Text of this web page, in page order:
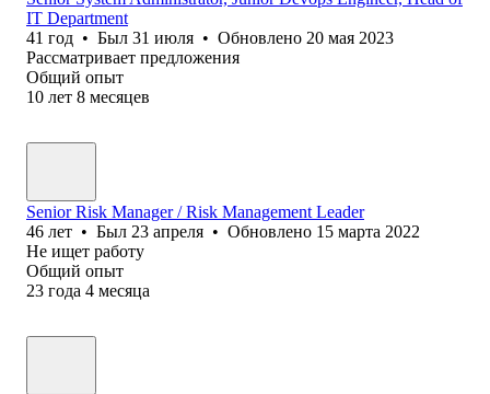
IT Department
41 год • Был 31 июля • Обновлено 20 мая 2023
Рассматривает предложения
Общий опыт
10 лет 8 месяцев
Senior Risk Manager / Risk Management Leader
46 лет • Был 23 апреля • Обновлено 15 марта 2022
Не ищет работу
Общий опыт
23 года 4 месяца